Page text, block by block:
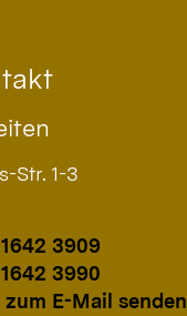
Str. 1-3
3909
3990
E-Mail senden